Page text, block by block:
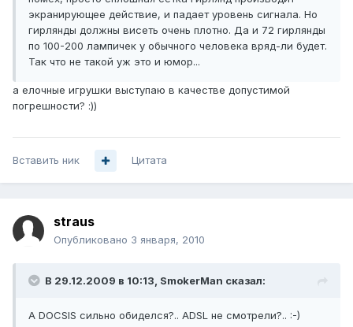
экранирующее действие, и падает уровень сигнала. Но
гирлянды должны висеть очень плотно. Да и 72 гирлянды
по 100-200 лампичек у обычного человека вряд-ли будет.
Так что не такой уж это и юмор...
а елочные игрушки выступаю в качестве допустимой
погрешности? :))
Вставить ник Цитата
straus
Опубликовано 3 января, 2010
В 29.12.2009 в 10:13, SmokerMan сказал:
А DOCSIS сильно обиделся?.. ADSL не смотрели?.. :-)